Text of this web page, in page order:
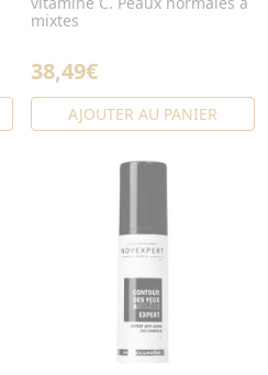
mixtes
38,49€
AJOUTER AU PANIER